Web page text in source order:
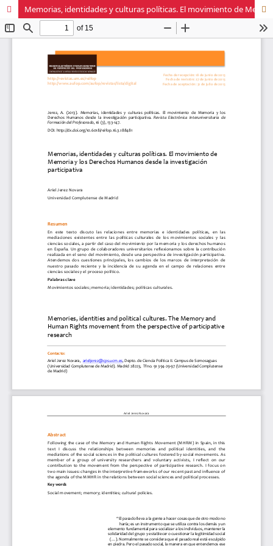
Memorias, identidades y culturas políticas. El movimiento de Memoria y los Derechos Humanos desde la investigación participativa